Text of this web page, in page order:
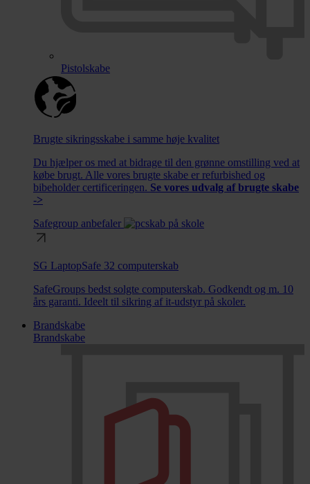
Pistolskabe
Brugte sikringsskabe i samme høje kvalitet
Du hjælper os med at bidrage til den grønne omstilling ved at
købe brugt. Alle vores brugte skabe er refurbished og
bibeholder certificeringen. Se vores udvalg af brugte skabe
->
Safegroup anbefaler
SG LaptopSafe 32 computerskab
SafeGroups bedst solgte computerskab. Godkendt og m. 10
års garanti. Ideelt til sikring af it-udstyr på skoler.
Brandskabe
Brandskabe